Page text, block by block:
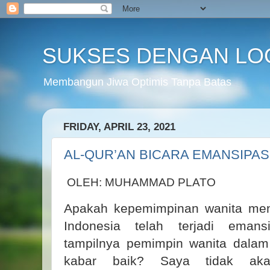
SUKSES DENGAN
Membangun Jiwa Optimis Tanpa Batas
FRIDAY, APRIL 23, 2021
AL-QUR’AN BICARA
OLEH: MUHAMMAD PLATO
Apakah kepemimpinan wanita
Indonesia telah terjadi
tampilnya pemimpin wanita
kabar baik? Saya tidak akan